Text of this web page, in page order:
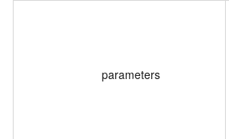
parameters